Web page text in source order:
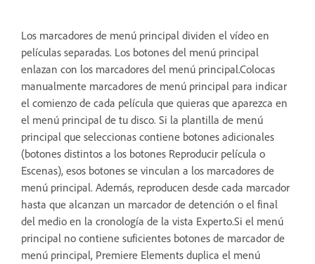
Los marcadores de menú principal dividen el vídeo en
películas separadas. Los botones del menú principal
enlazan con los marcadores del menú principal.Colocas
manualmente marcadores de menú principal para indicar
el comienzo de cada película que quieras que aparezca en
el menú principal de tu disco. Si la plantilla de menú
principal que seleccionas contiene botones adicionales
(botones distintos a los botones Reproducir película o
Escenas), esos botones se vinculan a los marcadores de
menú principal. Además, reproducen desde cada marcador
hasta que alcanzan un marcador de detención o el final
del medio en la cronología de la vista Experto.Si el menú
principal no contiene suficientes botones de marcador de
menú principal, Premiere Elements duplica el menú